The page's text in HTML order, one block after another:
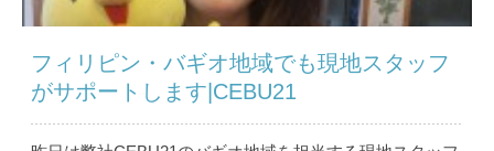
フィリピン・バギオ地域でも現地スタッフ
がサポートします|CEBU21